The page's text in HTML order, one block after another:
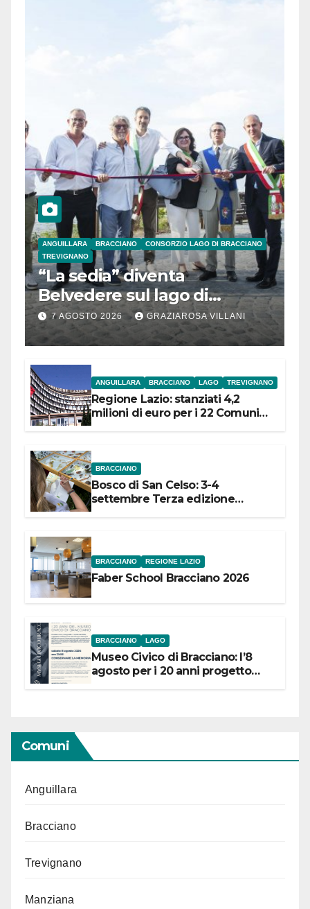
ANGUILLARA BRACCIANO
CONSORZIO LAGO DI BRACCIANO
TREVIGNANO
“La sedia” diventa
Belvedere sul lago di
Bracciano: ieri
l’inaugurazione
7 AGOSTO 2026 GRAZIAROSA VILLANI
ANGUILLARA BRACCIANO LAGO TREVIGNANO
Regione Lazio: stanziati 4,2
milioni di euro per i 22 Comuni
BRACCIANO
Bosco di San Celso: 3-4
settembre Terza edizione
BRACCIANO REGIONE LAZIO
Faber School Bracciano 2026
BRACCIANO LAGO
Museo Civico di Bracciano: l’8
agosto per i 20 anni progetto
Comuni
Anguillara
Bracciano
Trevignano
Manziana